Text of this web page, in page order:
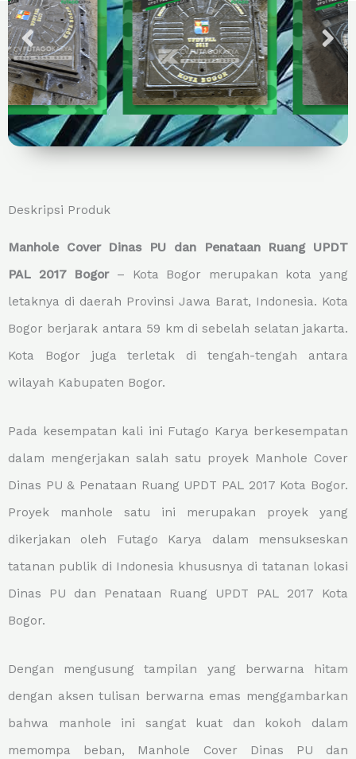
Deskripsi Produk
Manhole Cover Dinas PU dan Penataan Ruang UPDT
PAL 2017 Bogor– Kota Bogor merupakan kota yang
letaknya di daerah Provinsi Jawa Barat, Indonesia. Kota
Bogor berjarak antara 59 km di sebelah selatan jakarta.
Kota Bogor juga terletak di tengah-tengah antara
wilayah Kabupaten Bogor.
Pada kesempatan kali ini Futago Karya berkesempatan
dalam mengerjakan salah satu proyek Manhole Cover
Dinas PU & Penataan Ruang UPDT PAL 2017 Kota Bogor.
Proyek manhole satu ini merupakan proyek yang
dikerjakan oleh Futago Karya dalam mensukseskan
tatanan publik di Indonesia khususnya di tatanan lokasi
Dinas PU dan Penataan Ruang UPDT PAL 2017 Kota
Bogor.
Dengan mengusung tampilan yang berwarna hitam
dengan aksen tulisan berwarna emas menggambarkan
bahwa manhole ini sangat kuat dan kokoh dalam
memompa beban, Manhole Cover Dinas PU dan